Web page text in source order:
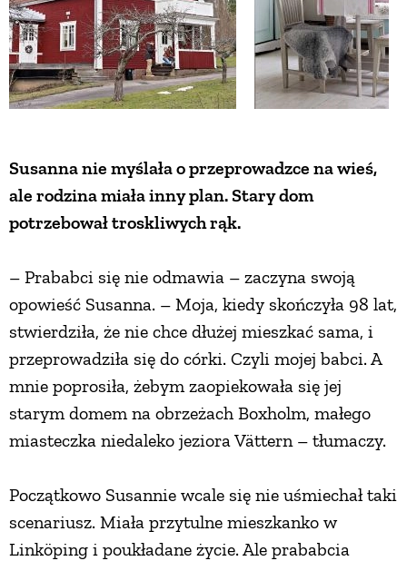
Susanna nie myślała o przeprowadzce na wieś,
ale rodzina miała inny plan. Stary dom
potrzebował troskliwych rąk.
– Prababci się nie odmawia – zaczyna swoją
opowieść Susanna. – Moja, kiedy skończyła 98 lat,
stwierdziła, że nie chce dłużej mieszkać sama, i
przeprowadziła się do córki. Czyli mojej babci. A
mnie poprosiła, żebym zaopiekowała się jej
starym domem na obrzeżach Boxholm, małego
miasteczka niedaleko jeziora Vättern – tłumaczy.
Początkowo Susannie wcale się nie uśmiechał taki
scenariusz. Miała przytulne mieszkanko w
Linköping i poukładane życie. Ale prababcia